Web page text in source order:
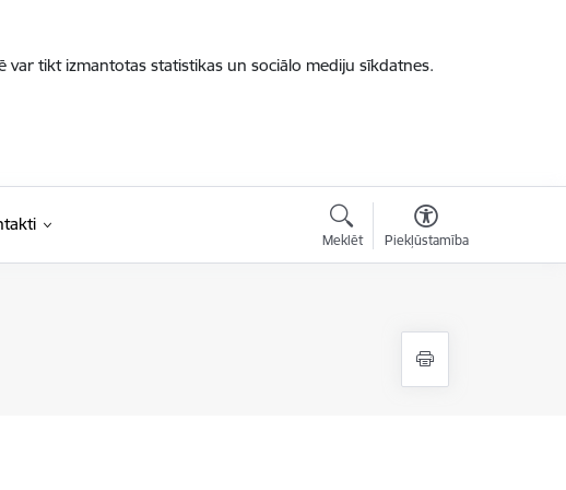
tikt izmantotas statistikas un sociālo mediju sīkdatnes.
Meklēt Piekļūstamība